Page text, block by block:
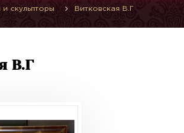
скульпторы Витковская В.Г
В.Г